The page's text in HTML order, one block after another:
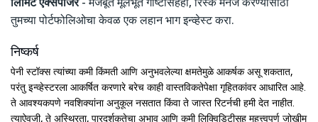
तुमच्या पोर्टफोलिओचा केवळ एक लहान भाग इन्व्हेस्ट करा.
निष्कर्ष
पेनी स्टॉक्स त्यांच्या कमी किंमती आणि अनुभवलेल्या क्षमतेमुळे आकर्षक असू शकतात,
परंतु इन्व्हेस्टरला आकर्षित करणारे बरेच काही वास्तविकतेपेक्षा गृहितकांवर आधारित आहे.
ते आवश्यकपणे नवशिक्यांना अनुकूल नसतात किंवा ते जास्त रिटर्नची हमी देत नाहीत.
त्याऐवजी, ते अस्थिरता, पारदर्शकतेचा अभाव आणि कमी लिक्विडिटीसह महत्त्वपूर्ण जोखीम